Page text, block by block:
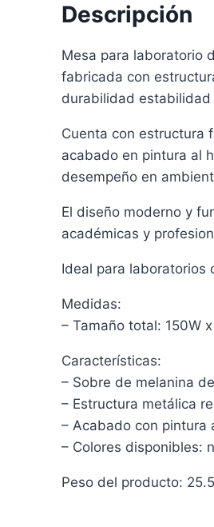
Descripción
Mesa para laboratorio
fabricada con
durabilidad
Cuenta con estructura
acabado en pintura al
desempeño en
El diseño moderno y
académicas y
Ideal para laboratorios
Medidas:
– Tamaño total: 150W
Características:
– Sobre de melanina
– Estructura metálica
– Acabado con pintura
– Colores disponibles:
Peso del producto: